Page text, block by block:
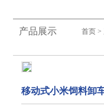
产品展示 首页>
移动式小米饲料卸